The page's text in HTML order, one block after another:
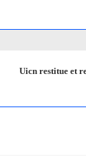
Uicn restitue et